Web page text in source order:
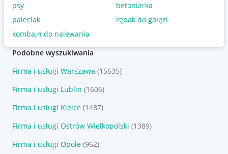
psy
betoniarka
paleciak
rębak do gałęzi
kombajn do nalewania
Podobne wyszukiwania
Firma i usługi Warszawa (15635)
Firma i usługi Lublin (1606)
Firma i usługi Kielce (1487)
Firma i usługi Ostrów Wielkopolski (1389)
Firma i usługi Opole (962)